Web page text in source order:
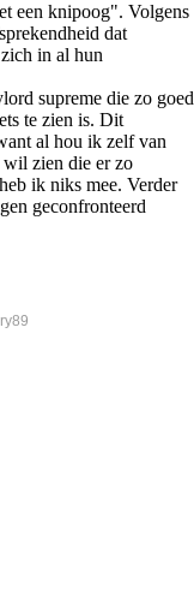
een knipoog". Volgens
dat
in al hun
supreme die zo goed
te zien is. Dit
al hou ik zelf van
zien die er zo
ik niks mee. Verder
geconfronteerd